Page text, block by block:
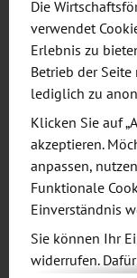
und auf dem
Veranstaltung
einen
Änderungen
Inhalte:
zum 01.
Zollreform:
– Ausblick
Die
verwendet
Erlebnis zu
Betrieb der
lediglich zu
Klicken Sie auf
akzeptieren.
anpassen,
Funktionale
Einverständnis
Sie können Ihr
widerrufen.